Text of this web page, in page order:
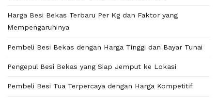
Harga Besi Bekas Terbaru Per Kg dan Faktor yang
Mempengaruhinya
Pembeli Besi Bekas dengan Harga Tinggi dan Bayar Tunai
Pengepul Besi Bekas yang Siap Jemput ke Lokasi
Pembeli Besi Tua Terpercaya dengan Harga Kompetitif